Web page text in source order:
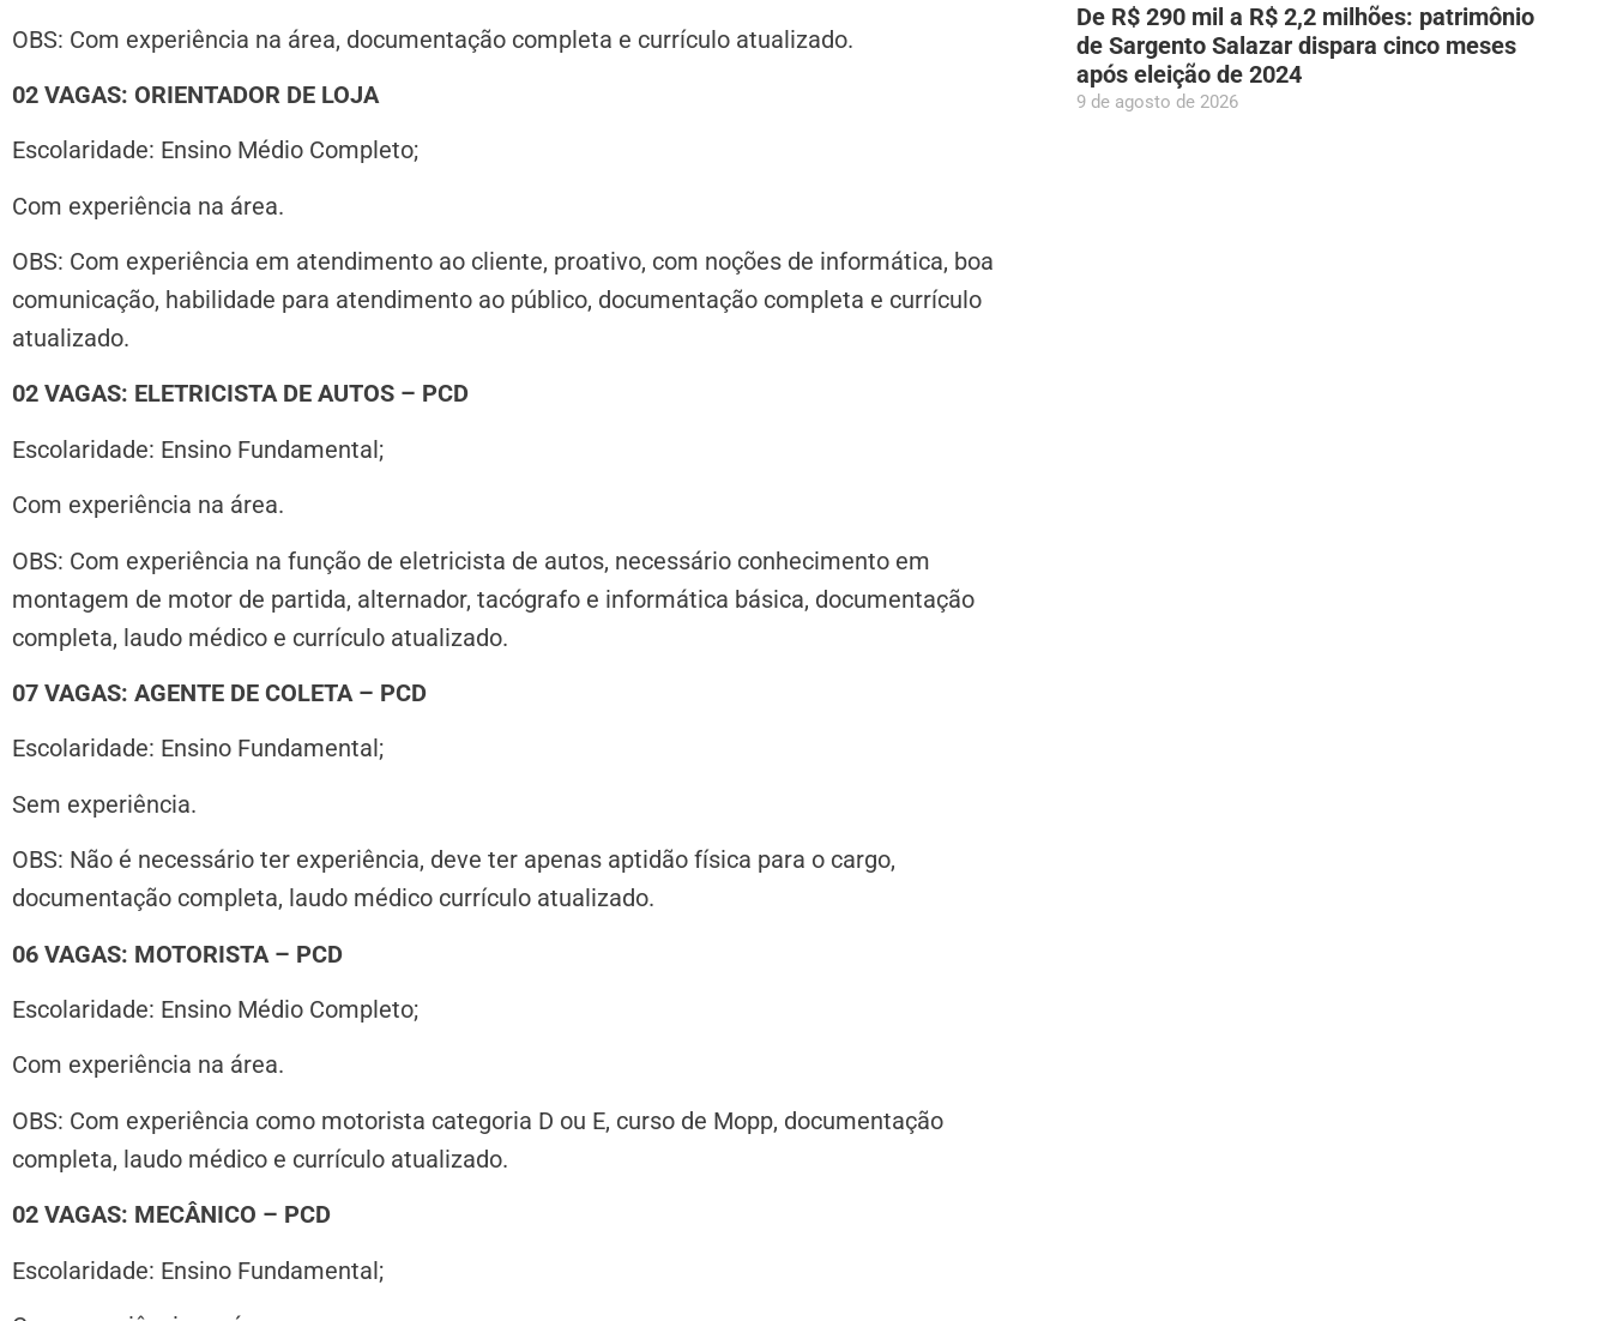
OBS: Com experiência na área, documentação completa e currículo atualizado.
02 VAGAS: ORIENTADOR DE LOJA
Escolaridade: Ensino Médio Completo;
Com experiência na área.
OBS: Com experiência em atendimento ao cliente, proativo, com noções de informática, boa
comunicação, habilidade para atendimento ao público, documentação completa e currículo
atualizado.
02 VAGAS: ELETRICISTA DE AUTOS – PCD
Escolaridade: Ensino Fundamental;
Com experiência na área.
OBS: Com experiência na função de eletricista de autos, necessário conhecimento em
montagem de motor de partida, alternador, tacógrafo e informática básica, documentação
completa, laudo médico e currículo atualizado.
07 VAGAS: AGENTE DE COLETA – PCD
Escolaridade: Ensino Fundamental;
Sem experiência.
OBS: Não é necessário ter experiência, deve ter apenas aptidão física para o cargo,
documentação completa, laudo médico currículo atualizado.
06 VAGAS: MOTORISTA – PCD
Escolaridade: Ensino Médio Completo;
Com experiência na área.
OBS: Com experiência como motorista categoria D ou E, curso de Mopp, documentação
completa, laudo médico e currículo atualizado.
02 VAGAS: MECÂNICO – PCD
Escolaridade: Ensino Fundamental;
De R$ 290 mil a R$ 2,2 milhões: patrimônio
de Sargento Salazar dispara cinco meses
após eleição de 2024
9 de agosto de 2026